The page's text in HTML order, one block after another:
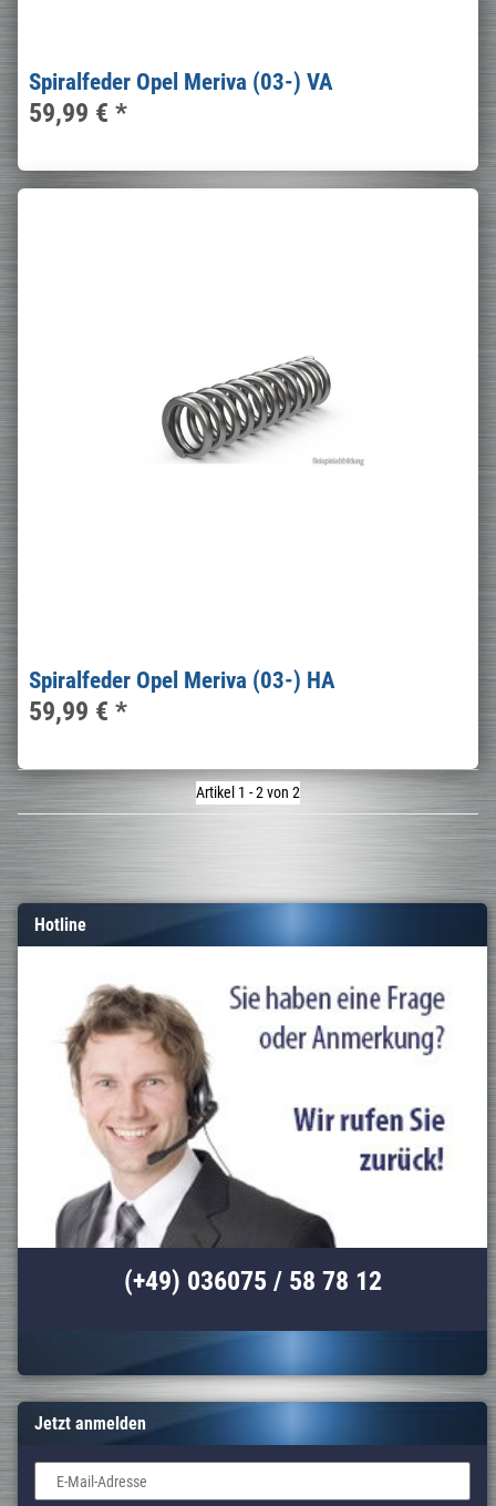
Spiralfeder Opel Meriva (03-) VA
59,99 € *
Spiralfeder Opel Meriva (03-) HA
59,99 € *
Artikel 1 - 2 von 2
Hotline
(+49) 036075 / 58 78 12
Jetzt anmelden
E-Mail-Adresse